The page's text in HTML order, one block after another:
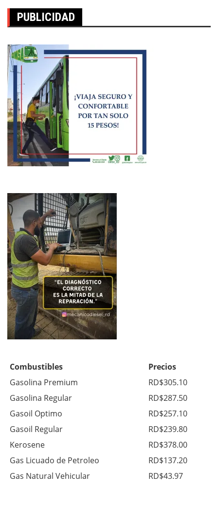
PUBLICIDAD
Combustibles
Precios
Gasolina Premium
RD$305.10
Gasolina Regular
RD$287.50
Gasoil Optimo
RD$257.10
Gasoil Regular
RD$239.80
Kerosene
RD$378.00
Gas Licuado de Petroleo
RD$137.20
Gas Natural Vehicular
RD$43.97